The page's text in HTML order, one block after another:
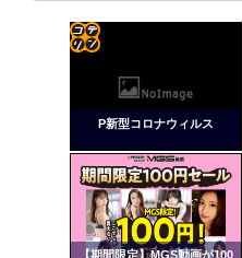
【閲覧注意】俺が近くに
【画像】ペプシコーラ社
Powered by livedoor 相互RSS
P新型コロナウィルス
【期間限定】MGS動画が100
ンク
自動
更新